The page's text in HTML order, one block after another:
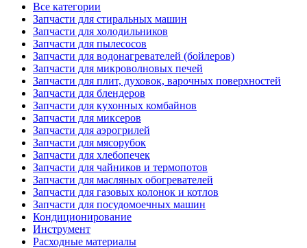
Все категории
Запчасти для стиральных машин
Запчасти для холодильников
Запчасти для пылесосов
Запчасти для водонагревателей (бойлеров)
Запчасти для микроволновых печей
Запчасти для плит, духовок, варочных поверхностей
Запчасти для блендеров
Запчасти для кухонных комбайнов
Запчасти для миксеров
Запчасти для аэрогрилей
Запчасти для мясорубок
Запчасти для хлебопечек
Запчасти для чайников и термопотов
Запчасти для масляных обогревателей
Запчасти для газовых колонок и котлов
Запчасти для посудомоечных машин
Кондиционирование
Инструмент
Расходные материалы